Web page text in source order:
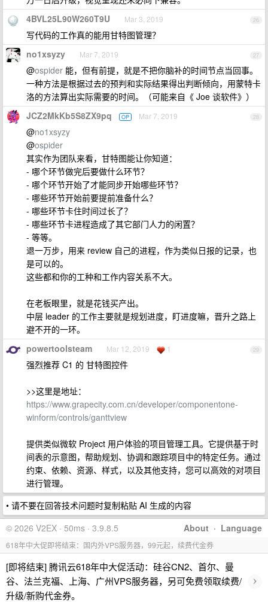
26
4BVL25L90W260T9U Mar 3, 2019
写代码的工作真的能用甘特图管理？
27
no1xsyzy Mar 7, 2019
@ospider 能，但有前提，就是不把你脑补的时间节点当回事。
一种方法是根据过去的预判和实际结果得出判断倾向，用蒙特卡
洛的方法算出实际需要的时间。（可能来自《 Joe 谈软件》）
28
JCZ2MkKb5S8ZX9pq OP Mar 7, 2019
@no1xsyzy
@ospider
其实作为团队来看，甘特图能让你知道：
- 哪个环节做完后要做什么环节？
- 哪个环节开始了才能同步开始哪些环节？
- 哪些环节开始前要提前准备什么？
- 哪些环节卡住时间过长了？
- 哪些环节卡进程造成了其它部门人力的闲置？
- 等等。
退一万步，用来 review 自己的进程，作为类似日报的记录，也
是可以的。
这些都和你的工种和工作内容关系不大。
在老板眼里，就是花钱买产出。
中层 leader 的工作主要就是规划进度，盯进度嘛，晋升之路上
避不开的一环。
29
powertoolsteam Mar 12, 2019 1
强烈推荐 C1 的 甘特图控件
>>这里是地址：
https://www.grapecity.com.cn/developer/componentone-
winform/controls/ganttview
提供类似微软 Project 用户体验的项目管理工具。它提供基于时
间表的示意图，帮助规划、协调和跟踪项目中的特定任务。通过
约束、依赖、资源、样式，以及其他支持，您可以高效的对项目
进行管理。
• 请不要在回答技术问题时复制粘贴 AI 生成的内容
About · Language
© 2026 V2EX · 50ms · 3.9.8.5
618年中大促即将结束：国内外VPS服务器，99元起，续费代金券
[即将结束] 腾讯云618年中大促活动：硅谷CN2、首尔、曼
谷、法兰克福、上海、广州VPS服务器，另可免费领取续费/
升级/新购代金券。
›